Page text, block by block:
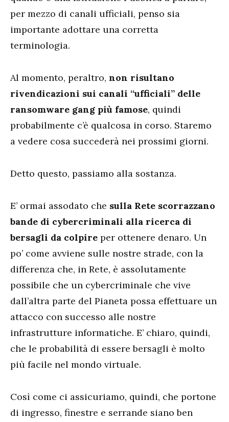
per mezzo di canali ufficiali, penso sia
importante adottare una corretta
terminologia.
Al momento, peraltro, non risultano
rivendicazioni sui canali “ufficiali” delle
ransomware gang più famose, quindi
probabilmente c’è qualcosa in corso. Staremo
a vedere cosa succederà nei prossimi giorni.
Detto questo, passiamo alla sostanza.
E’ ormai assodato che sulla Rete scorrazzano
bande di cybercriminali alla ricerca di
bersagli da colpire per ottenere denaro. Un
po’ come avviene sulle nostre strade, con la
differenza che, in Rete, è assolutamente
possibile che un cybercriminale che vive
dall’altra parte del Pianeta possa effettuare un
attacco con successo alle nostre
infrastrutture informatiche. E’ chiaro, quindi,
che le probabilità di essere bersagli è molto
più facile nel mondo virtuale.
Così come ci assicuriamo, quindi, che portone
di ingresso, finestre e serrande siano ben